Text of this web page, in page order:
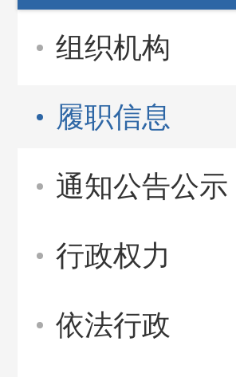
组织机构
履职信息
通知公告公示
行政权力
依法行政